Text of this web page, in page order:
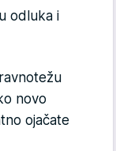
odluka i
novo
ojačate